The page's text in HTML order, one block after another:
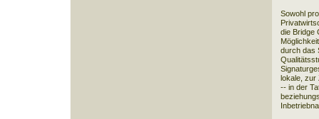
Sowohl
die Bridge
durch das
lokale, zur
-- in der